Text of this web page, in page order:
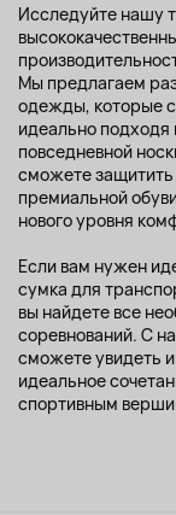
Исследуйте нашу
Мы предлагаем
одежды, которые
идеально подходя
повседневной
сможете защитить
премиальной
нового уровня
Если вам нужен
сумка для
вы найдете все
соревнований. С
сможете увидеть
идеальное
спортивным